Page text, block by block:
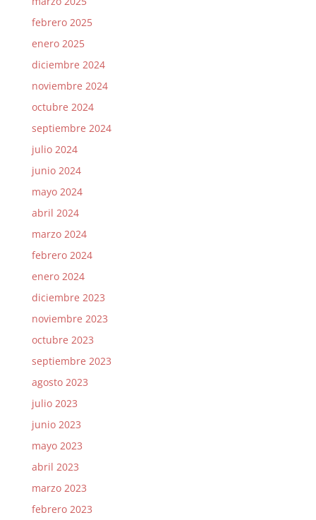
febrero 2025
enero 2025
diciembre 2024
noviembre 2024
octubre 2024
septiembre 2024
julio 2024
junio 2024
mayo 2024
abril 2024
marzo 2024
febrero 2024
enero 2024
diciembre 2023
noviembre 2023
octubre 2023
septiembre 2023
agosto 2023
julio 2023
junio 2023
mayo 2023
abril 2023
marzo 2023
febrero 2023